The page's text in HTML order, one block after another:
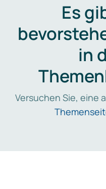
Es
in
Versuchen Sie, eine